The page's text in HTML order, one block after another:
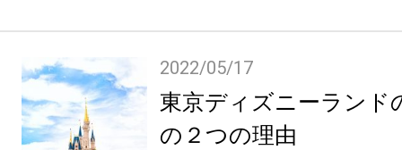
2022/05/17
東京ディズニーランド
の２つの理由